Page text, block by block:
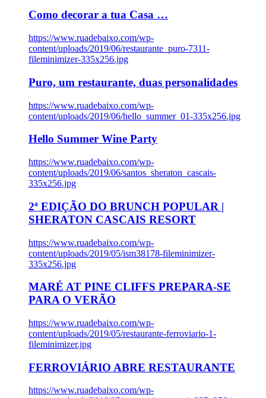
Como decorar a tua Casa …
https://www.ruadebaixo.com/wp-
content/uploads/2019/06/restaurante_puro-7311-
fileminimizer-335x256.jpg
Puro, um restaurante, duas personalidades
https://www.ruadebaixo.com/wp-
content/uploads/2019/06/hello_summer_01-335x256.jpg
Hello Summer Wine Party
https://www.ruadebaixo.com/wp-
content/uploads/2019/06/santos_sheraton_cascais-
335x256.jpg
2ª EDIÇÃO DO BRUNCH POPULAR |
SHERATON CASCAIS RESORT
https://www.ruadebaixo.com/wp-
content/uploads/2019/05/ism38178-fileminimizer-
335x256.jpg
MARÉ AT PINE CLIFFS PREPARA-SE
PARA O VERÃO
https://www.ruadebaixo.com/wp-
content/uploads/2019/05/restaurante-ferroviario-1-
fileminimizer.jpg
FERROVIÁRIO ABRE RESTAURANTE
https://www.ruadebaixo.com/wp-